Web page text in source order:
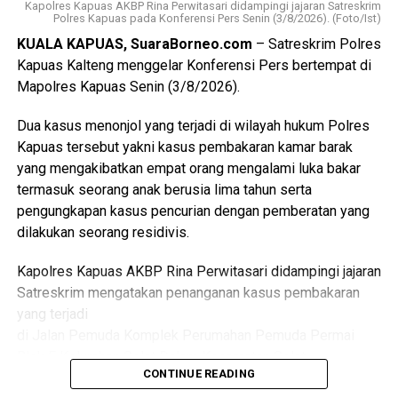
“Dalam hal ini dengan pemerintah kecamatan pemerintah
desa puskesmas dan perangkat daerah terkait penanganan
kasus sosial di masyarakat sehingga pelayanan kepada
kelompok rentan dapat dilakukan secara
(Ujg/SB)
Views: 28
Bagikan ke
Messenger 0 Twitter/X 0
Kapolres Kapuas AKBP Rina Perwitasari didampingi jajaran Satreskrim
Polres Kapuas pada Konferensi Pers Senin (3/8/2026). (Foto/Ist)
KUALA KAPUAS, SuaraBorneo.com – Satreskrim Polres
Kapuas Kalteng menggelar Konferensi Pers bertempat di
Mapolres Kapuas Senin (3/8/2026).
Dua kasus menonjol yang terjadi di wilayah hukum Polres
Kapuas tersebut yakni kasus pembakaran kamar barak
yang mengakibatkan empat orang mengalami luka bakar
termasuk seorang anak berusia lima tahun serta
pengungkapan kasus pencurian dengan pemberatan yang
dilakukan seorang residivis.
Kapolres Kapuas AKBP Rina Perwitasari didampingi jajaran
Satreskrim mengatakan penanganan kasus pembakaran
yang terjadi
Blok F Kelurahan Selat Dalam Kecamatan Selat.
CONTINUE READING